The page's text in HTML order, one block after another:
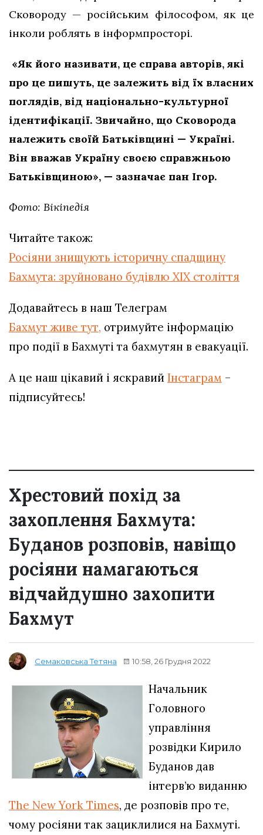
Сковороду — російським філософом, як це
інколи роблять в інформпросторі.
«Як його називати, це справа авторів, які
про це пишуть, це залежить від їх власних
поглядів, від національно-культурної
ідентифікації. Звичайно, що Сковорода
належить своїй Батьківщині — Україні.
Він вважав Україну своєю справжньою
Батьківщиною», — зазначає пан Ігор.
Фото: Вікіпедія
Читайте також:
Росіяни знищують історичну спадщину
Бахмута: зруйновано будівлю XIX століття
Додавайтесь в наш Телеграм
Бахмут живе тут, отримуйте інформацію
про події в Бахмуті та бахмутян в евакуації.
А це наш цікавий і яскравий Інстаграм –
підписуйтесь!
Хрестовий похід за
захоплення Бахмута:
Буданов розповів, навіщо
росіяни намагаються
відчайдушно захопити
Бахмут
Семаковська Тетяна 10:58, 26 Грудня 2022
Начальник
Головного
управління
розвідки Кирило
Буданов дав
інтерв’ю виданню
The New York Times, де розповів про те,
чому росіяни так зациклилися на Бахмуті.